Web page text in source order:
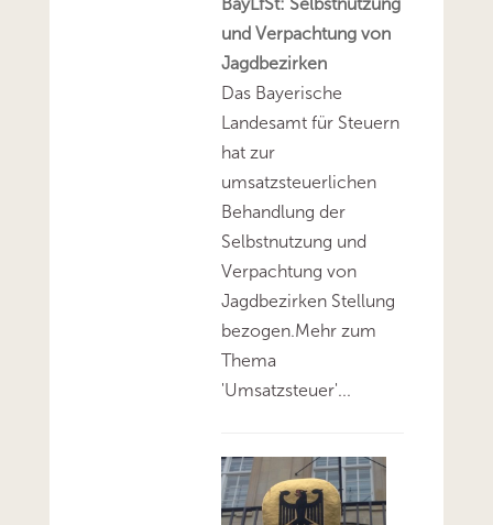
und Verpachtung von
Jagdbezirken
Das Bayerische
Landesamt für Steuern
hat zur
umsatzsteuerlichen
Behandlung der
Selbstnutzung und
Verpachtung von
Jagdbezirken Stellung
bezogen.Mehr zum
Thema
'Umsatzsteuer'...